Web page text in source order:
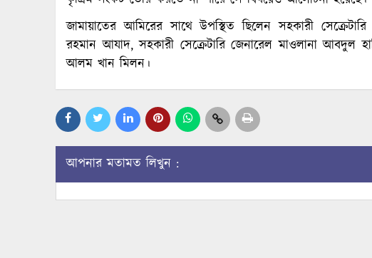
জামায়াতের আমিরের সাথে উপস্থিত ছিলেন সহকারী
রহমান আযাদ, সহকারী সেক্রেটারি জেনারেল মাওলানা আবদুল
আলম খান মিলন।
আপনার মতামত লিখুন :